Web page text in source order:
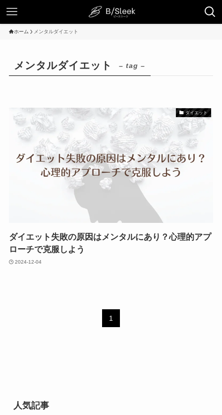
ホーム メンタルダイエット
メンタルダイエット – tag –
ダイエット
ダイエット失敗の原因はメンタルにあり？心理的アプ
ローチで克服しよう
2024-12-04
1
人気記事